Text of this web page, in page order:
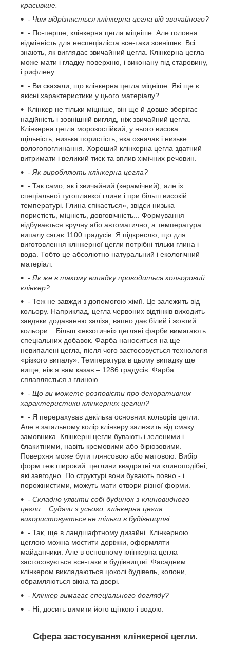
красивіше.
- Чим відрізняється клінкерна цегла від звичайного?
- По-перше, клінкерна цегла міцніше. Але головна
відмінність для неспеціаліста все-таки зовнішнє. Всі
знають, як виглядає звичайний цегла. Клінкерна цегла
може мати і гладку поверхню, і виконану під старовину,
і рифлену.
- Ви сказали, що клінкерна цегла міцніше. Які ще є
якісні характеристики у цього матеріалу?
Клінкер не тільки міцніше, він ще й довше зберігає
надійність і зовнішній вигляд, ніж звичайний цегла.
Клінкерна цегла морозостійкий, у нього висока
щільність, низька пористість, яка означає і низьке
вологопоглинання. Хороший клінкерна цегла здатний
витримати і великий тиск та вплив хімічних речовин.
- Як виробляють клінкерна цегла?
- Так само, як і звичайний (керамічний), але із
спеціальної тугоплавкої глини і при більш високій
температурі. Глина спікається», звідси низька
пористість, міцність, довговічність... Формування
відбувається вручну або автоматично, а температура
випалу сягає 1100 градусів. Я підкреслю, що для
виготовлення клінкерної цегли потрібні тільки глина і
вода. Тобто це абсолютно натуральний і екологічний
матеріал.
- Як же в такому випадку проводиться кольоровий
клінкер?
- Теж не завжди з допомогою хімії. Це залежить від
кольору. Наприклад, цегла червоних відтінків виходить
завдяки додаванню заліза, вапно дає білий і жовтий
кольори... Більш «екзотичні» цегляні фарби вимагають
спеціальних добавок. Фарба наноситься на ще
невипалені цегла, після чого застосовується технологія
«різкого випалу». Температура в цьому випадку ще
вище, ніж я вам казав – 1286 градусів. Фарба
сплавляється з глиною.
- Що ви можете розповісти про декоративних
характеристики клінкерних цеглин?
- Я перерахував декілька основних кольорів цегли.
Але в загальному колір клінкеру залежить від смаку
замовника. Клінкерні цегли бувають і зеленими і
блакитними, навіть кремовими або бірюзовими.
Поверхня може бути глянсовою або матовою. Вибір
форм теж широкий: цеглини квадратні чи клиноподібні,
які завгодно. По структурі вони бувають повно - і
порожнистими, можуть мати отвори різної форми.
- Складно уявити собі будинок з клиновидного
цегли... Судячи з усього, клінкерна цегла
використовується не тільки в будівництві.
- Так, ще в ландшафтному дизайні. Клінкерною
цеглою можна мостити доріжки, оформляти
майданчики. Але в основному клінкерна цегла
застосовується все-таки в будівництві. Фасадним
клінкером викладаються цоколі будівель, колони,
обрамляються вікна та двері.
- Клінкер вимагає спеціального догляду?
- Ні, досить вимити його щіткою і водою.
Сфера застосування клінкерної цегли.